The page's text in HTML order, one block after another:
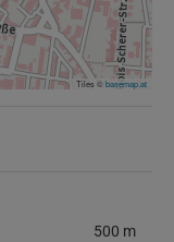
Tiles ©basemap.at
500 m